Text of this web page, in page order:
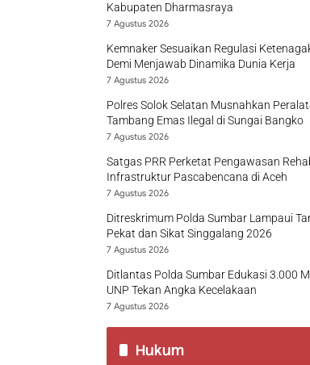
Kabupaten Dharmasraya
7 Agustus 2026
Kemnaker Sesuaikan Regulasi
Demi Menjawab Dinamika Dunia Kerja
7 Agustus 2026
Polres Solok Selatan Musnahkan
Tambang Emas Ilegal di Sungai Bangko
7 Agustus 2026
Satgas PRR Perketat Pengawasan
Infrastruktur Pascabencana di Aceh
7 Agustus 2026
Ditreskrimum Polda Sumbar Lampaui
Pekat dan Sikat Singgalang 2026
7 Agustus 2026
Ditlantas Polda Sumbar Edukasi 3.000
UNP Tekan Angka Kecelakaan
7 Agustus 2026
Hukum